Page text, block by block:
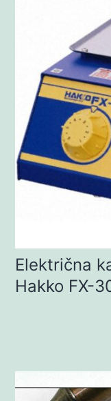
Električna
Hakko FX-